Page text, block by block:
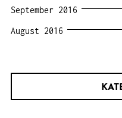
September 2016
August 2016